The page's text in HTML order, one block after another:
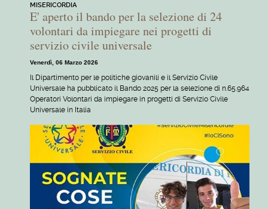
MISERICORDIA
E' aperto il bando per la selezione di 24
volontari da impiegare nei progetti di
servizio civile universale
Venerdì, 06 Marzo 2026
Il Dipartimento per le politiche giovanili e il Servizio Civile
Universale ha pubblicato il Bando 2025 per la selezione di n.65.964
Operatori Volontari da impiegare in progetti di Servizio Civile
Universale in Italia